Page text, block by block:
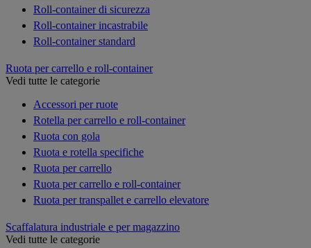
Roll-container di sicurezza
Roll-container incastrabile
Roll-container standard
Ruota per carrello e roll-container
Vedi tutte le categorie
Accessori per ruote
Rotella per carrello e roll-container
Ruota con gola
Ruota e rotella specifiche
Ruota per carrello
Ruota per carrello e roll-container
Ruota per transpallet e carrello elevatore
Scaffalatura industriale e per magazzino
Vedi tutte le categorie